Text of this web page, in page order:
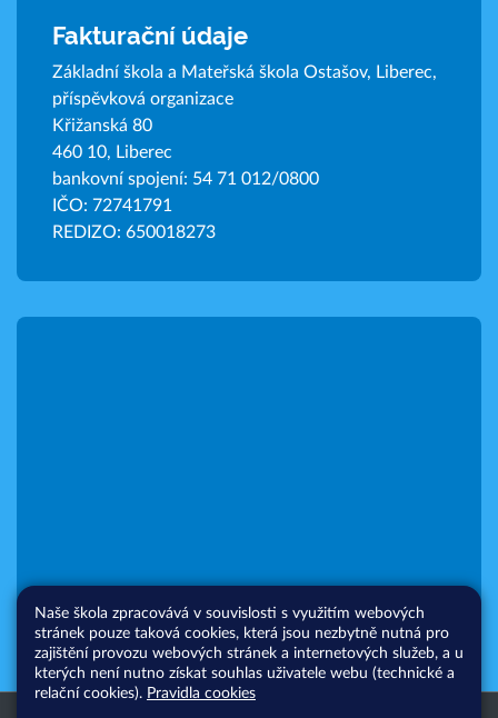
Fakturační údaje
Základní škola a Mateřská škola Ostašov, Liberec,
příspěvková organizace
Křižanská 80
460 10, Liberec
bankovní spojení: 54 71 012/0800
IČO: 72741791
REDIZO: 650018273
Naše škola zpracovává v souvislosti s využitím webových
stránek pouze taková cookies, která jsou nezbytně nutná pro
zajištění provozu webových stránek a internetových služeb, a u
kterých není nutno získat souhlas uživatele webu (technické a
relační cookies). Pravidla cookies